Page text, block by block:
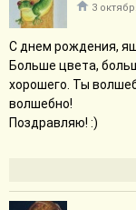
восторженностью.
Тема, честно
потому что
Вот у нас
Колина, но мы-
должна
выглядит не
день
3
С днем рождения,
Больше цвета,
хорошего. Ты
волшебно!
Поздравляю! :)